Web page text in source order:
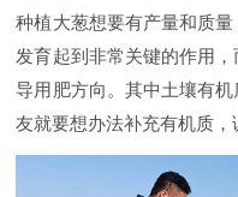
种植大葱想要有产量和质
发育起到非常关键的作用
导用肥方向。其中土壤有
友就要想办法补充有机质，